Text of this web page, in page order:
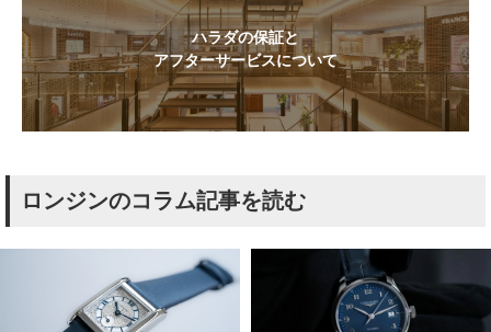
ハラダの保証と
アフターサービスについて
ロンジンのコラム記事を読む